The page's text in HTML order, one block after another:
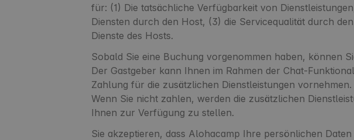
für: (1) Die tatsächliche Verfügbarkeit von
Diensten durch den Host, (3) die Servicequalität durch
Dienste des Hosts.
Sobald Sie eine Buchung vorgenommen haben, können
Der Gastgeber kann Ihnen im Rahmen der Chat-
Zahlung für die zusätzlichen Dienstleistungen
Wenn Sie nicht zahlen, werden die zusätzlichen
Ihnen zur Verfügung zu stellen.
Sie akzeptieren, dass Alohacamp Ihre persönlichen